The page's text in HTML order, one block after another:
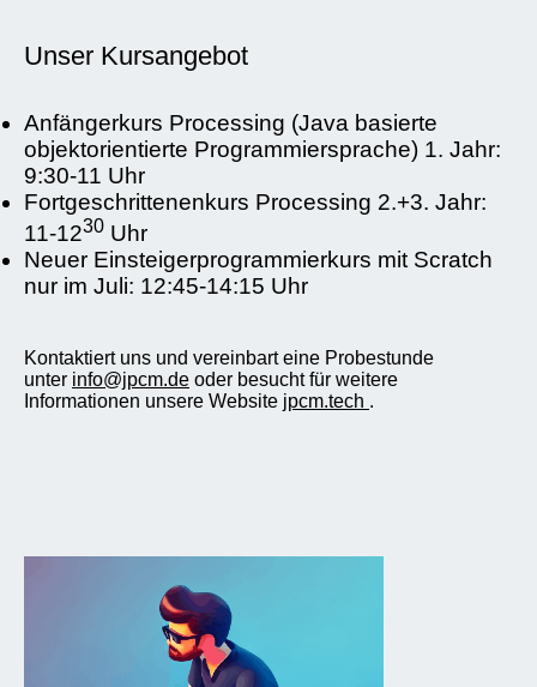
Unser Kursangebot
Anfängerkurs Processing (Java basierte
objektorientierte Programmiersprache) 1. Jahr:
9:30-11 Uhr
Fortgeschrittenenkurs Processing 2.+3. Jahr:
11-1230 Uhr
Neuer Einsteigerprogrammierkurs mit Scratch
nur im Juli: 12:45-14:15 Uhr
Kontaktiert uns und vereinbart eine Probestunde
unter info@jpcm.de oder besucht für weitere
Informationen unsere Website jpcm.tech .